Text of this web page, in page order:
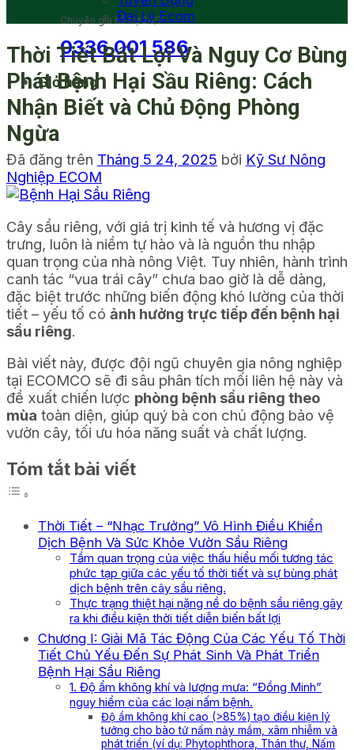
Chuyên gia hỗ trợ 24/7
0336 001 586
Giỏ hàng
Đại Lý Ecom
Thời Tiết Bất Lợi Và Nguy Cơ Bùng
Phát Bệnh Hại Sầu Riêng: Cách
Nhận Biết và Chủ Động Phòng
Ngừa
Đã đăng trên Tháng 5 24, 2025 bởi Kỹ Sư Nông
Nghiệp ECOM
Cây sầu riêng, với giá trị kinh tế và hương vị đặc
trưng, luôn là niềm tự hào và là nguồn thu nhập
quan trọng của nhà nông Việt. Tuy nhiên, hành trình
canh tác “vua trái cây” chưa bao giờ là dễ dàng,
đặc biệt trước những biến động khó lường của thời
tiết – yếu tố có ảnh hưởng trực tiếp đến bệnh hại
sầu riêng.
Bài viết này, được đội ngũ chuyên gia nông nghiệp
tại ECOMCO sẽ đi sâu phân tích mối liên hệ này và
đề xuất chiến lược phòng bệnh sầu riêng theo
mùa toàn diện, giúp quý bà con chủ động bảo vệ
vườn cây, tối ưu hóa năng suất và chất lượng.
Tóm tắt bài viết
Thời Tiết – “Nhạc Trưởng” Vô Hình Điều Khiển
Dịch Bệnh Và Sức Khỏe Vườn Sầu Riêng
Tầm quan trọng của việc thấu hiểu mối tương tác
phức tạp giữa các yếu tố thời tiết và sự bùng phát
dịch bệnh trên cây sầu riêng.
Thực trạng thiệt hại nặng nề do bệnh sầu riêng gây
ra khi điều kiện thời tiết diễn biến bất lợi
Chương I: Giải Mã Tác Động Của Các Yếu Tố Thời
Tiết Chủ Yếu Đến Sự Phát Sinh Và Phát Triển
Bệnh Hại Sầu Riêng
1. Độ ẩm không khí và lượng mưa: “Đồng Minh”
nguy hiểm của các loại nấm bệnh.
Độ ẩm không khí cao (>85%) tạo điều kiện lý
tưởng cho bào tử nấm nảy mầm, xâm nhiễm và
phát triển (ví dụ: Phytophthora, Thán thư, Nấm